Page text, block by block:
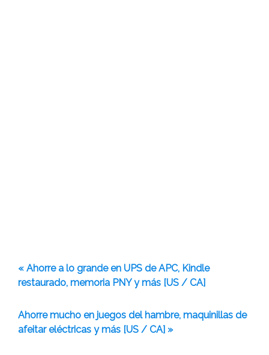
« Ahorre a lo grande en UPS de APC, Kindle
restaurado, memoria PNY y más [US / CA]
Ahorre mucho en juegos del hambre, maquinillas de
afeitar eléctricas y más [US / CA] »